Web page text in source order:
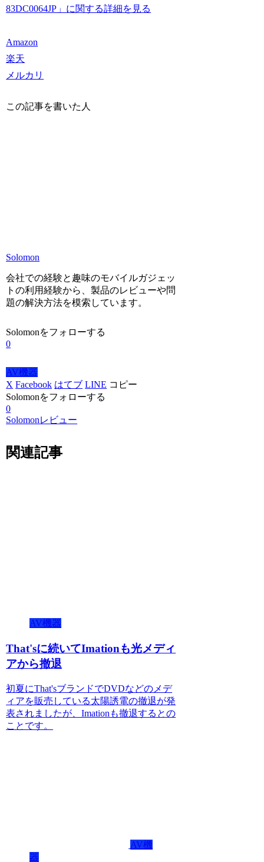
83DC0064JP」に関する詳細を見る
Amazon
楽天
メルカリ
この記事を書いた人
Solomon
会社での経験と趣味のモバイルガジェッ
トの利用経験から、製品のレビューや問
題の解決方法を模索しています。
Solomonをフォローする
0
AV機器
X Facebook はてブ LINE コピー
Solomonをフォローする
0
Solomonレビュー
関連記事
AV機器
That'sに続いてImationも光メディ
アから撤退
初夏にThat'sブランドでDVDなどのメデ
ィアを販売している太陽誘電の撤退が発
表されましたが、Imationも撤退するとの
ことです。
AV機
器